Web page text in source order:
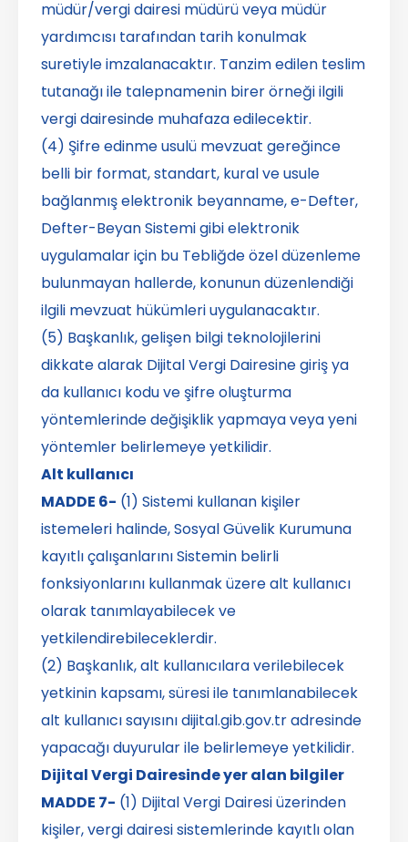
müdür/vergi dairesi müdürü veya müdür
yardımcısı tarafından tarih konulmak
suretiyle imzalanacaktır. Tanzim edilen teslim
tutanağı ile talepnamenin birer örneği ilgili
vergi dairesinde muhafaza edilecektir.
(4) Şifre edinme usulü mevzuat gereğince
belli bir format, standart, kural ve usule
bağlanmış elektronik beyanname, e-Defter,
Defter-Beyan Sistemi gibi elektronik
uygulamalar için bu Tebliğde özel düzenleme
bulunmayan hallerde, konunun düzenlendiği
ilgili mevzuat hükümleri uygulanacaktır.
(5) Başkanlık, gelişen bilgi teknolojilerini
dikkate alarak Dijital Vergi Dairesine giriş ya
da kullanıcı kodu ve şifre oluşturma
yöntemlerinde değişiklik yapmaya veya yeni
yöntemler belirlemeye yetkilidir.
Alt kullanıcı
MADDE 6- (1) Sistemi kullanan kişiler
istemeleri halinde, Sosyal Güvelik Kurumuna
kayıtlı çalışanlarını Sistemin belirli
fonksiyonlarını kullanmak üzere alt kullanıcı
olarak tanımlayabilecek ve
yetkilendirebileceklerdir.
(2) Başkanlık, alt kullanıcılara verilebilecek
yetkinin kapsamı, süresi ile tanımlanabilecek
alt kullanıcı sayısını dijital.gib.gov.tr adresinde
yapacağı duyurular ile belirlemeye yetkilidir.
Dijital Vergi Dairesinde yer alan bilgiler
MADDE 7- (1) Dijital Vergi Dairesi üzerinden
kişiler, vergi dairesi sistemlerinde kayıtlı olan